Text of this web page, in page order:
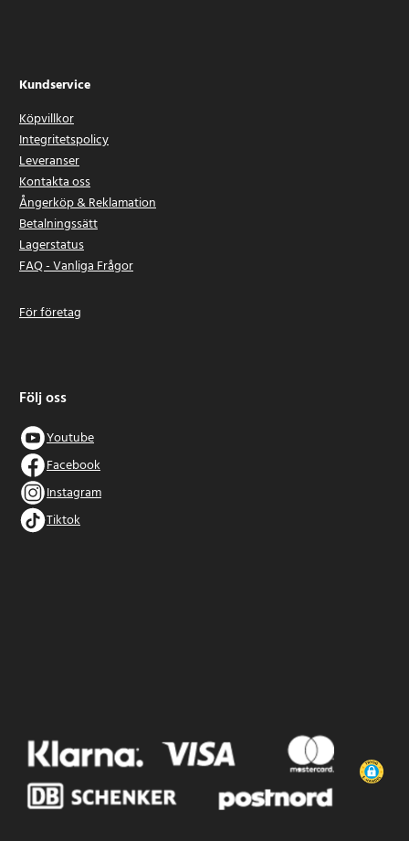
Kundservice
Köpvillkor
Integritetspolicy
Leveranser
Kontakta oss
Ångerköp & Reklamation
Betalningssätt
Lagerstatus
FAQ - Vanliga Frågor
För företag
Följ oss
Youtube
Facebook
Instagram
Tiktok